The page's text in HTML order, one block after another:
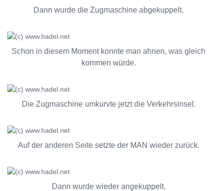
Dann wurde die Zugmaschine abgekuppelt.
Schon in diesem Moment konnte man ahnen, was gleich
kommen würde.
Die Zugmaschine umkurvte jetzt die Verkehrsinsel.
Auf der anderen Seite setzte der MAN wieder zurück.
Dann wurde wieder angekuppelt.